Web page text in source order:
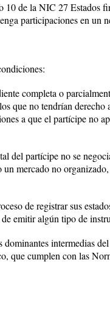
10 de la NIC 27 Estados
participaciones en un
completa o
que no tendrían
a que el partícipe no
del partícipe no se
mercado no
de registrar sus
emitir algún tipo de
intermedias
que cumplen con las